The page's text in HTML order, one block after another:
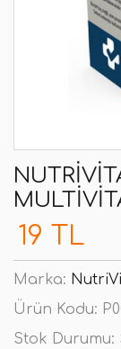
19 TL
Marka:
Ürün Kodu:
Stok Durumu: